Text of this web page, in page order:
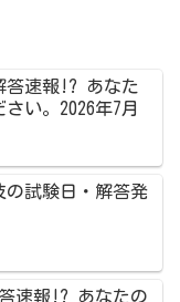
答速報!? あなた
い。2026年7月
の試験日・解答発
速報!? あなたの